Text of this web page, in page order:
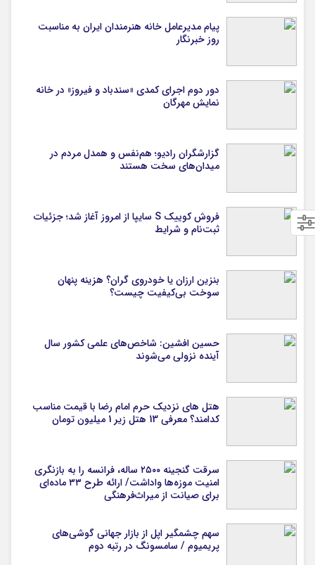
پیام مدیرعامل خانه هنرمندان ایران به مناسبت
روز خبرنگار
دور دوم اجرای کمدی «سندباد و فیروز» در خانه
نمایش مهرگان
گزارشگران رادیو؛ هم‌نفس و همدل مردم در
میدان‌های سخت هستند
فروش کوییک S سایپا از امروز آغاز شد؛ جزئیات
ثبت‌نام و شرایط
بنزین ارزان یا خودروی گران؟ هزینه پنهان
سوخت بی‌کیفیت چیست؟
حسین افشین: شاخص‌های علمی کشور سال
آینده نزولی می‌شوند
هتل های نزدیک حرم امام رضا با قیمت مناسب
کدامند؟ معرفی 13 هتل زیر 1 میلیون تومان
سرقت گنجینه ۲۵۰۰ ساله، فرانسه را به بازنگری
امنیت موزه‌ها واداشت/ ارائه طرح ۳۳ ماده‌ای
برای صیانت از میراث‌فرهنگی
سهم چشمگیر اپل از بازار جهانی گوشی‌های
پریمیوم / سامسونگ در رتبه دوم